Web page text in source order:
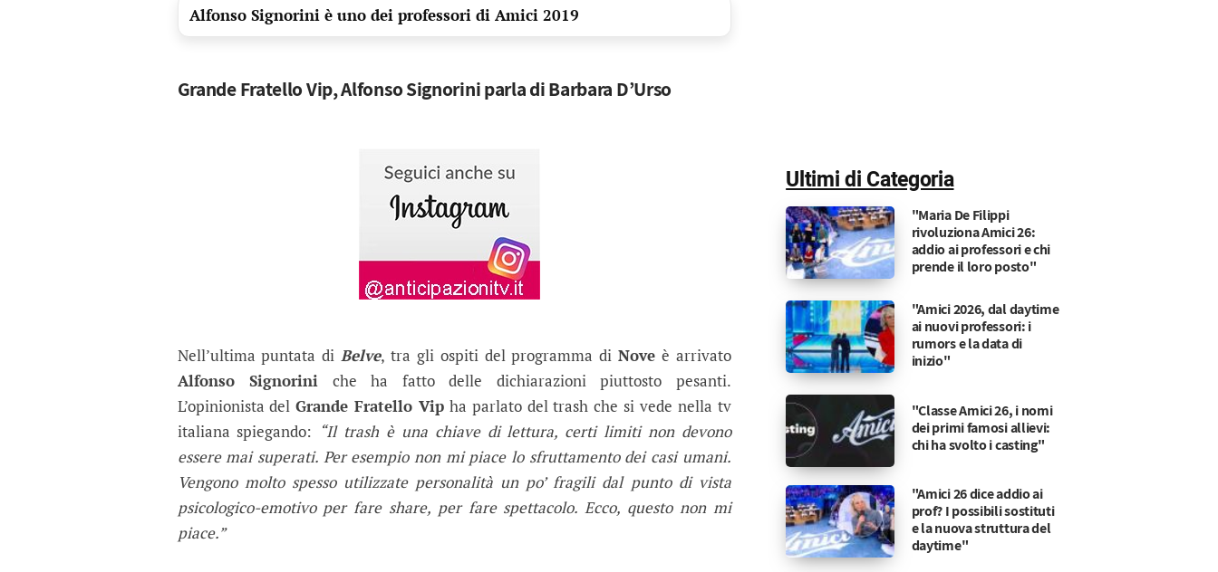
Alfonso Signorini è uno dei professori di Amici 2019
Grande Fratello Vip, Alfonso Signorini parla di Barbara D’Urso
Nell’ultima puntata diBelve, tra gli ospiti del programma diNove è arrivato
Alfonso Signorini che ha fatto delle dichiarazioni piuttosto pesanti.
L’opinionista delGrande Fratello Vip ha parlato del trash che si vede nella tv
italiana spiegando: “Il trash è una chiave di lettura, certi limiti non devono
essere mai superati. Per esempio non mi piace lo sfruttamento dei casi umani.
Vengono molto spesso utilizzate personalità un po’ fragili dal punto di vista
psicologico-emotivo per fare share, per fare spettacolo. Ecco, questo non mi
piace.”
Ultimi di Categoria
"Maria De Filippi
rivoluziona Amici 26:
addio ai professori e chi
prende il loro posto"
"Amici 2026, dal daytime
ai nuovi professori: i
rumors e la data di
inizio"
"Classe Amici 26, i nomi
dei primi famosi allievi:
chi ha svolto i casting"
"Amici 26 dice addio ai
prof? I possibili sostituti
e la nuova struttura del
daytime"